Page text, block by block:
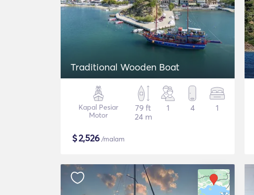
Traditional Wooden Boat
Kapal Pesiar
Motor
79 ft
24 m
1 4 1
$2,526/malam